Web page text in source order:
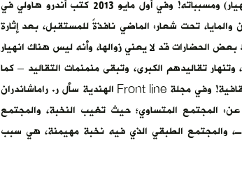
خلاصة العقول البريطانية، من ستيفن هاوكنج ليرسموا خارطة عوامل (الانهيار) ومسبباته! وفي أول مايو 2013 كتب أندرو هاولي في
تحت شعار: الماضي نافذةً للمستقبل، بعد إثارة
الحضارات قد لا يعني زوالها، وأنه ليس هناك انهيار
تقاليدهم الكبرى، وتبقى منمنمات التقاليد – كما
أشار لذلك الآثاري دوريان فولر – وأنها يمكن أن تسقط إذا لم تطور أنماطها الثقافية! وفي مجلة Front line الهندية سأل ر. راماشاندران
المجتمع المتساوي؛ حيث تغيب النخبة، والمجتمع
والمجتمع الطبقي الذي فيه نخبة مهيمنة، هي سبب